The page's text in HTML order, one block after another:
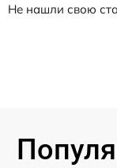
Не нашли свою